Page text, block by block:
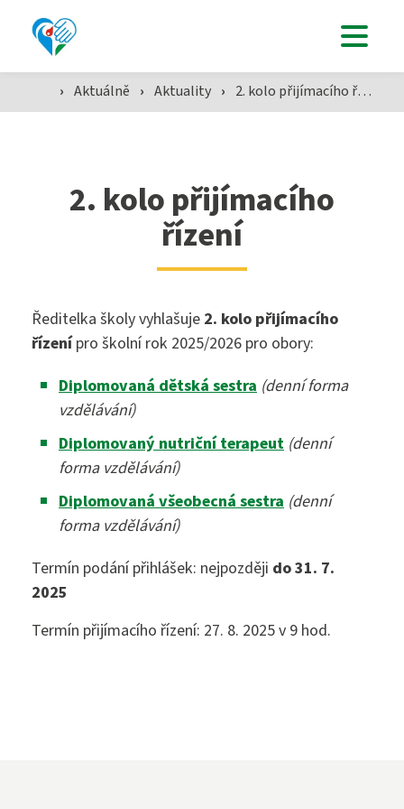
Studenti
SZŠ
Přijímací zkoušky ›
Maturitní zkouška ›
Praktická sestra
Nutriční asistent
Kosmetické služby
VOŠZ
Přijímací zkoušky ›
Absolutoria ›
Praxe ›
Nostrifikační zkoušky ›
Kontakty
Instagram
› Aktuálně › Aktuality › 2. kolo přijímacího řízení
2. kolo přijímacího
řízení
Ředitelka školy vyhlašuje 2. kolo přijímacího
řízenípro školní rok 2025/2026 pro obory:
Diplomovaná dětská sestra (denní forma
vzdělávání)
Diplomovaný nutriční terapeut (denní
forma vzdělávání)
Diplomovaná všeobecná sestra (denní
forma vzdělávání)
Termín podání přihlášek: nejpozději do 31. 7.
2025
Termín přijímacího řízení: 27. 8. 2025 v 9 hod.